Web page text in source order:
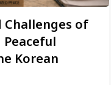
Challenges of
Korean